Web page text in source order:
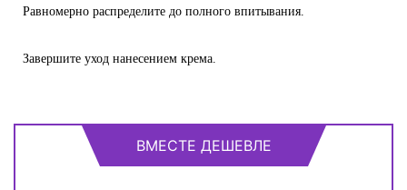
Равномерно распределите до полного впитывания.
Завершите уход нанесением крема.
ВМЕСТЕ ДЕШЕВЛЕ